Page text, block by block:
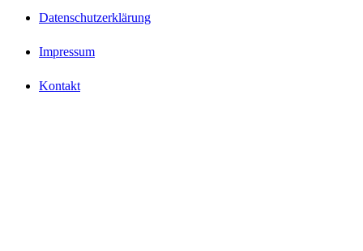
Datenschutzerklärung
Impressum
Kontakt